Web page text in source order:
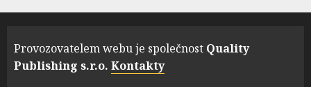
Provozovatelem webu je společnost Quality
Publishing s.r.o. Kontakty